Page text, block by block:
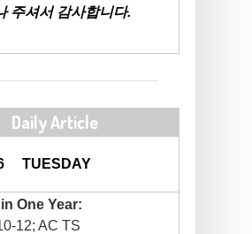
주셔서 감사합니다.
Daily Article
TUESDAY
One Year:
12; AC TS